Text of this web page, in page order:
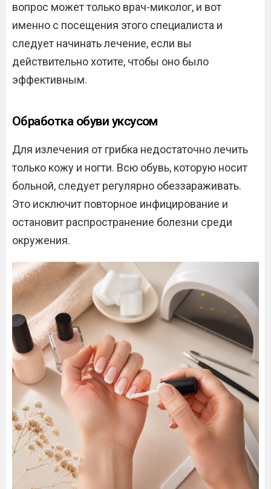
вопрос может только врач-миколог, и вот
именно с посещения этого специалиста и
следует начинать лечение, если вы
действительно хотите, чтобы оно было
эффективным.
Обработка обуви уксусом
Для излечения от грибка недостаточно лечить
только кожу и ногти. Всю обувь, которую носит
больной, следует регулярно обеззараживать.
Это исключит повторное инфицирование и
остановит распространение болезни среди
окружения.